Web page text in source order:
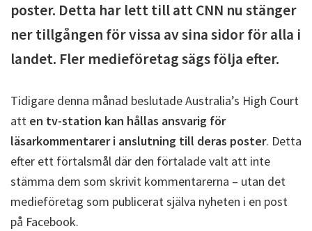
poster. Detta har lett till att CNN nu stänger
ner tillgången för vissa av sina sidor för alla i
landet. Fler medieföretag sägs följa efter.
Tidigare denna månad beslutade Australia’s High Court
att en tv-station kan hållas ansvarig för
läsarkommentarer i anslutning till deras poster. Detta
efter ett förtalsmål där den förtalade valt att inte
stämma dem som skrivit kommentarerna – utan det
medieföretag som publicerat själva nyheten i en post
på Facebook.